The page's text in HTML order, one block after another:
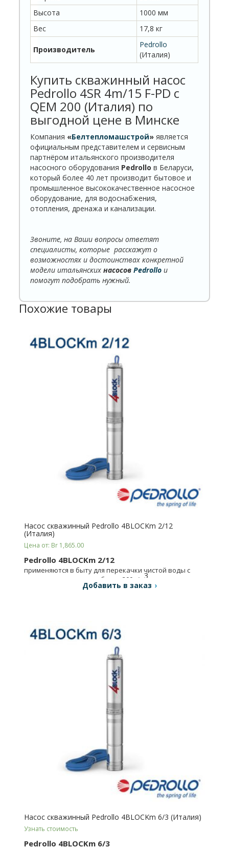
Высота
1000 мм
Вес
17,8 кг
Производитель
Pedrollo
(Италия)
Купить скважинный насос
Pedrollo 4SR 4m/15 F-PD с
QEM 200 (Италия) по
выгодной цене в Минске
Компания «Белтепломашстрой» является
официальным представителем и сервисным
партнёром итальянского производителя
насосного оборудования Pedrollo в Беларуси,
который более 40 лет производит бытовое и
промышленное высококачественное насосное
оборудование, для водоснабжения,
отопления, дренажа и канализации.
Звоните, на Ваши вопросы ответят
специалисты, которые расскажут о
возможностях и достоинствах конкретной
модели итальянскихнасосовPedrollo и
помогут подобрать нужный.
Похожие товары
Насос скважинный Pedrollo 4BLOCKm 2/12
(Италия)
Цена от: Br 1,865.00
Pedrollo 4BLOCKm 2/12
применяются в быту для перекачки чистой воды с
содержанием песка не более 200 г/м3
Добавить в заказ
Насос скважинный Pedrollo 4BLOCKm 6/3 (Италия)
Узнать стоимость
Pedrollo 4BLOCKm 6/3